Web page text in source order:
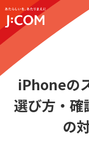
iPhoneの
選び方・確
の